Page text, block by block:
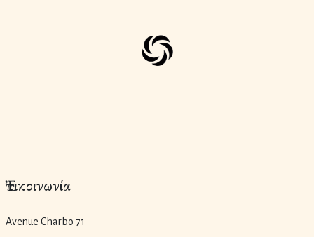
Ἐπικοινωνία
Avenue Charbo 71